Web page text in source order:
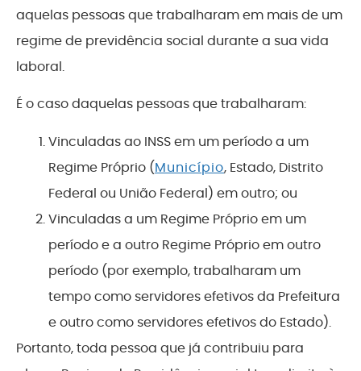
aquelas pessoas que trabalharam em mais de um
regime de previdência social durante a sua vida
laboral.
É o caso daquelas pessoas que trabalharam:
Vinculadas ao INSS em um período a um
Regime Próprio (Município, Estado, Distrito
Federal ou União Federal) em outro; ou
Vinculadas a um Regime Próprio em um
período e a outro Regime Próprio em outro
período (por exemplo, trabalharam um
tempo como servidores efetivos da Prefeitura
e outro como servidores efetivos do Estado).
Portanto, toda pessoa que já contribuiu para